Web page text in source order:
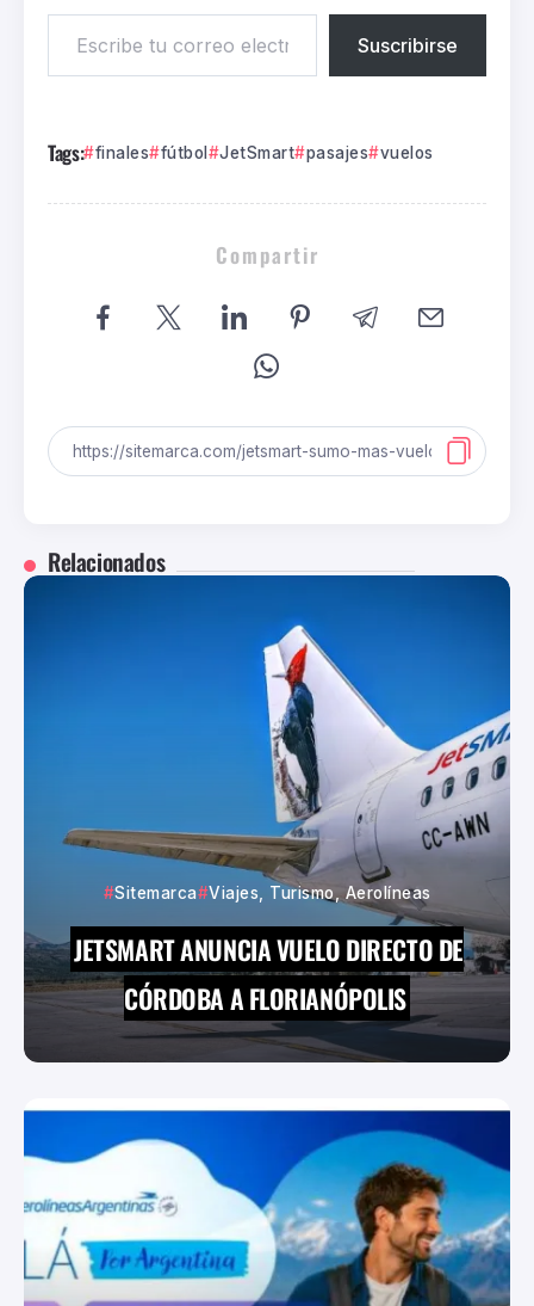
Suscribirse
Tags: finales fútbol JetSmart pasajes vuelos
Compartir
Relacionados
Sitemarca Viajes, Turismo, Aerolíneas
JETSMART ANUNCIA VUELO DIRECTO DE
CÓRDOBA A FLORIANÓPOLIS